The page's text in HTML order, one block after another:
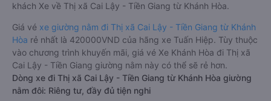
khách Xe về Thị xã Cai Lậy - Tiền Giang từ Khánh Hòa.
Giá vé xe giường nằm đi Thị xã Cai Lậy - Tiền Giang từ Khánh
Hòa rẻ nhất là 420000VND của hãng xe Tuấn Hiệp. Tùy thuộc
vào chương trình khuyến mãi, giá vé Xe Khánh Hòa đi Thị xã
Cai Lậy - Tiền Giang giường nằm này có thể sẽ rẻ hơn.
Dòng xe đi Thị xã Cai Lậy - Tiền Giang từ Khánh Hòa giường
nằm đôi: Riêng tư, đầy đủ tiện nghi